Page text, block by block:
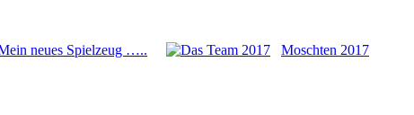
neues Spielzeug ….. Moschten 2017